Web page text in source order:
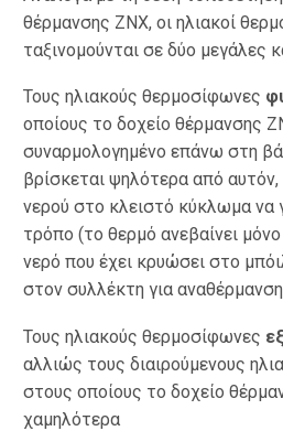
θέρμανσης ΖΝΧ, οι ηλιακοί
ταξινομούνται σε δύο μεγάλες
Τους ηλιακούς θερμοσίφωνες
οποίους το δοχείο θέρμανσης
συναρμολογημένο επάνω στη
βρίσκεται ψηλότερα από
νερού στο κλειστό κύκλωμα να
τρόπο (το θερμό ανεβαίνει
νερό που έχει κρυώσει στο
στον συλλέκτη για
Τους ηλιακούς θερμοσίφωνες
αλλιώς τους διαιρούμενους
στους οποίους το δοχείο
χαμηλότερα